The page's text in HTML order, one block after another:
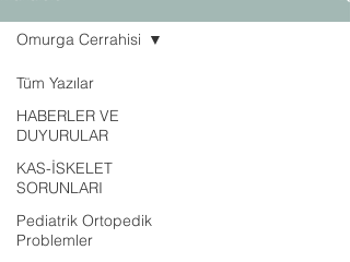
Tüm Yazılar
HABERLER VE
DUYURULAR
KAS-İSKELET
SORUNLARI
Pediatrik Ortopedik
Problemler
Omurga Cerrahisi